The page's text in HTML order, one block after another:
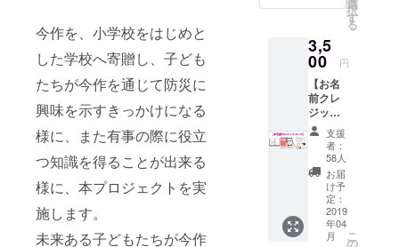
今作を、小学校をはじめと
した学校へ寄贈し、子ども
たちが今作を通じて防災に
興味を示すきっかけになる
様に、また有事の際に役立
つ知識を得ることが出来る
様に、本プロジェクトを実
施します。
未来ある子どもたちが今作
を始動させ
皆さま
共通で
す)
☆(1)(2)
電子
データ
はオン
ライン
スト
レージ
を使用
し、
CAMPF
IREメッ
セージ
選
択
す
る
3,5
00 円
【お名
前クレ
ジット
コー
ス】 (1)
単行本1
巻(電子)
データ
(JPEG)
(2)著者
描き下
ろしお
支援
者：
58人
お届
け予
定：
2019
年04
月
こ
の